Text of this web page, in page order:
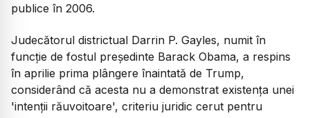
publice în 2006.
Judecătorul districtual Darrin P. Gayles, numit în
funcție de fostul președinte Barack Obama, a respins
în aprilie prima plângere înaintată de Trump,
considerând că acesta nu a demonstrat existența unei
'intenții răuvoitoare', criteriu juridic cerut pentru